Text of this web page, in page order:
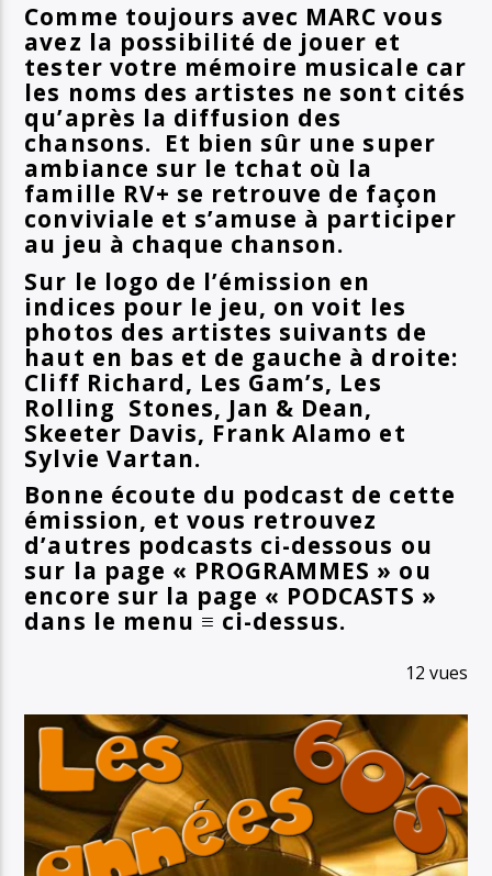
Comme toujours avec MARC vous
avez la possibilité de jouer et
tester votre mémoire musicale car
les noms des artistes ne sont cités
qu’après la diffusion des
chansons. Et bien sûr une super
ambiance sur le tchat où la
famille RV+ se retrouve de façon
conviviale et s’amuse à participer
au jeu à chaque chanson.
Sur le logo de l’émission en
indices pour le jeu, on voit les
photos des artistes suivants de
haut en bas et de gauche à droite:
Cliff Richard, Les Gam’s, Les
Rolling Stones, Jan & Dean,
Skeeter Davis, Frank Alamo et
Sylvie Vartan.
Bonne écoute du podcast de cette
émission, et vous retrouvez
d’autres podcasts ci-dessous ou
sur la page « PROGRAMMES » ou
encore sur la page « PODCASTS »
dans le menu ≡ ci-dessus.
12 vues